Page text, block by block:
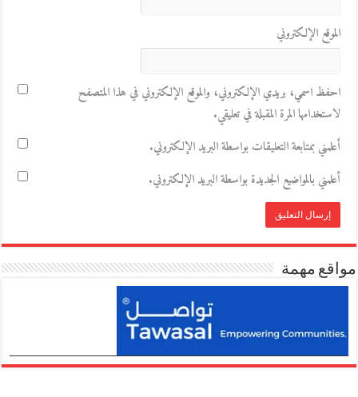
الموقع الإلكتروني
احفظ اسمي، بريدي الإلكتروني، والموقع الإلكتروني في هذا المتصفح
لاستخدامها المرة المقبلة في تعليقي.
أعلمني بمتابعة التعليقات بواسطة البريد الإلكتروني.
أعلمني بالمواضيع الجديدة بواسطة البريد الإلكتروني.
مواقع مهمة